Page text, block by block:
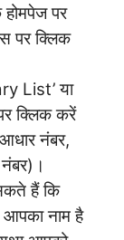
होमपेज पर
पर क्लिक
List’ या
क्लिक करें
नंबर,
हैं कि
आपका नाम है